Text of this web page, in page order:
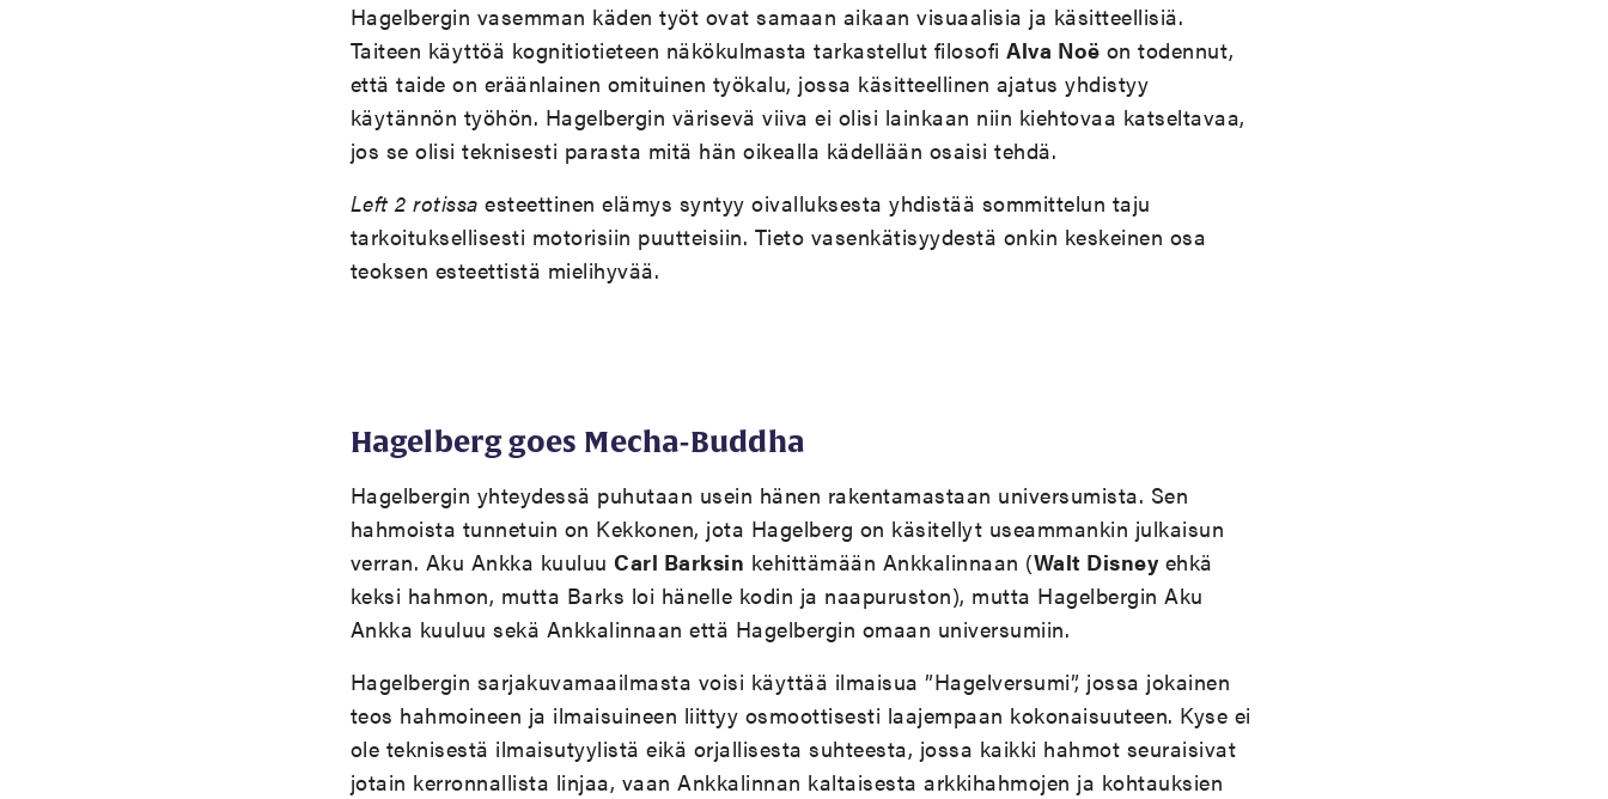
Hagelbergin vasemman käden työt ovat samaan aikaan visuaalisia ja käsitteellisiä.
Taiteen käyttöä kognitiotieteen näkökulmasta tarkastellut filosofi Alva Noë on todennut,
että taide on eräänlainen omituinen työkalu, jossa käsitteellinen ajatus yhdistyy
käytännön työhön. Hagelbergin värisevä viiva ei olisi lainkaan niin kiehtovaa katseltavaa,
jos se olisi teknisesti parasta mitä hän oikealla kädellään osaisi tehdä.
Left 2 rotissa esteettinen elämys syntyy oivalluksesta yhdistää sommittelun taju
tarkoituksellisesti motorisiin puutteisiin. Tieto vasenkätisyydestä onkin keskeinen osa
teoksen esteettistä mielihyvää.
Hagelberg goes Mecha-Buddha
Hagelbergin yhteydessä puhutaan usein hänen rakentamastaan universumista. Sen
hahmoista tunnetuin on Kekkonen, jota Hagelberg on käsitellyt useammankin julkaisun
verran. Aku Ankka kuuluu Carl Barksin kehittämään Ankkalinnaan (Walt Disney ehkä
keksi hahmon, mutta Barks loi hänelle kodin ja naapuruston), mutta Hagelbergin Aku
Ankka kuuluu sekä Ankkalinnaan että Hagelbergin omaan universumiin.
Hagelbergin sarjakuvamaailmasta voisi käyttää ilmaisua ”Hagelversumi”, jossa jokainen
teos hahmoineen ja ilmaisuineen liittyy osmoottisesti laajempaan kokonaisuuteen. Kyse ei
ole teknisestä ilmaisutyylistä eikä orjallisesta suhteesta, jossa kaikki hahmot seuraisivat
jotain kerronnallista linjaa, vaan Ankkalinnan kaltaisesta arkkihahmojen ja kohtauksien